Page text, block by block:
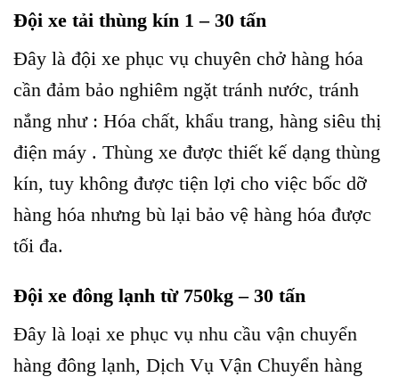
Đội xe tải thùng kín 1 – 30 tấn
Đây là đội xe phục vụ chuyên chở hàng hóa
cần đảm bảo nghiêm ngặt tránh nước, tránh
nắng như : Hóa chất, khẩu trang, hàng siêu thị
điện máy . Thùng xe được thiết kế dạng thùng
kín, tuy không được tiện lợi cho việc bốc dỡ
hàng hóa nhưng bù lại bảo vệ hàng hóa được
tối đa.
Đội xe đông lạnh từ 750kg – 30 tấn
Đây là loại xe phục vụ nhu cầu vận chuyển
hàng đông lạnh, Dịch Vụ Vận Chuyển hàng